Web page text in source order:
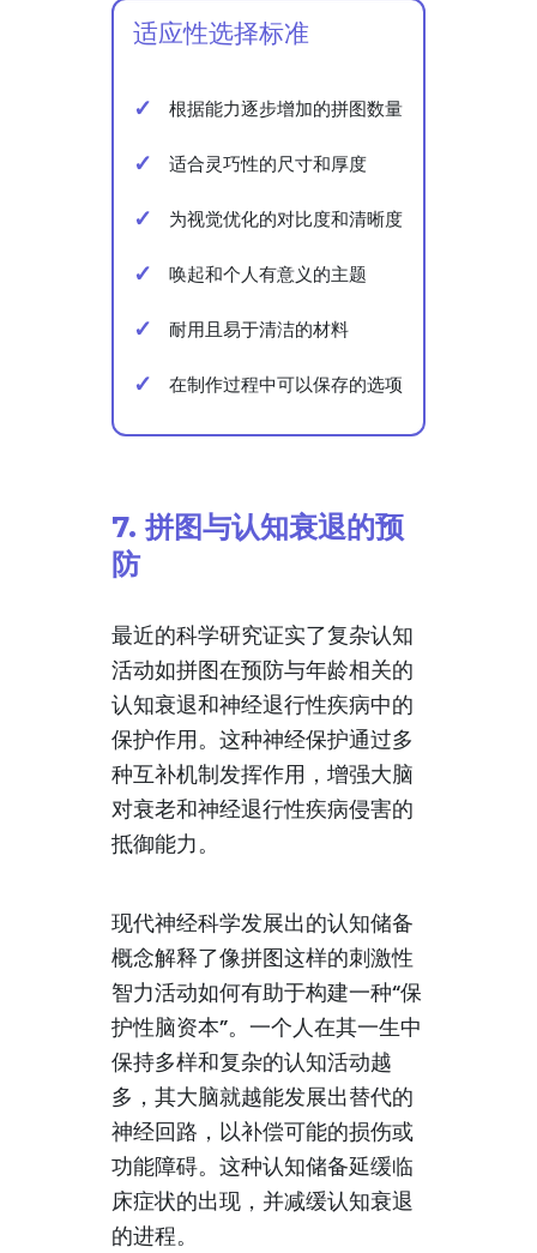
适应性选择标准
根据能力逐步增加的拼图数量
适合灵巧性的尺寸和厚度
为视觉优化的对比度和清晰度
唤起和个人有意义的主题
耐用且易于清洁的材料
在制作过程中可以保存的选项
7. 拼图与认知衰退的预
防
最近的科学研究证实了复杂认知
活动如拼图在预防与年龄相关的
认知衰退和神经退行性疾病中的
保护作用。这种神经保护通过多
种互补机制发挥作用，增强大脑
对衰老和神经退行性疾病侵害的
抵御能力。
现代神经科学发展出的认知储备
概念解释了像拼图这样的刺激性
智力活动如何有助于构建一种“保
护性脑资本”。一个人在其一生中
保持多样和复杂的认知活动越
多，其大脑就越能发展出替代的
神经回路，以补偿可能的损伤或
功能障碍。这种认知储备延缓临
床症状的出现，并减缓认知衰退
的进程。